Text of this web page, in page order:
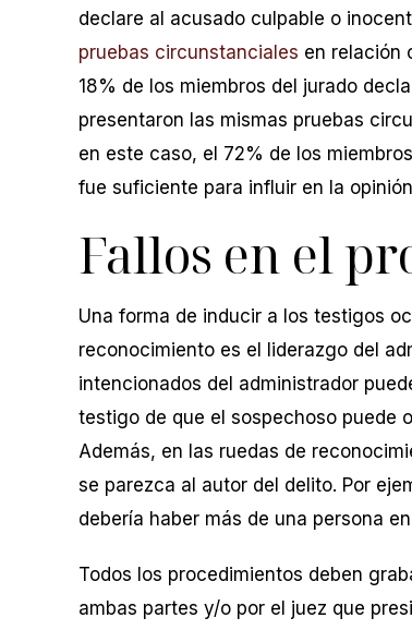
declare al acusado culpable o
pruebas circunstanciales en relación
18% de los miembros del jurado
presentaron las mismas pruebas
en este caso, el 72% de los
fue suficiente para influir en la
Fallos en el
Una forma de inducir a los testigos
reconocimiento es el liderazgo del
intencionados del administrador
testigo de que el sospechoso puede
Además, en las ruedas de
se parezca al autor del delito. Por
debería haber más de una persona
Todos los procedimientos deben
ambas partes y/o por el juez que